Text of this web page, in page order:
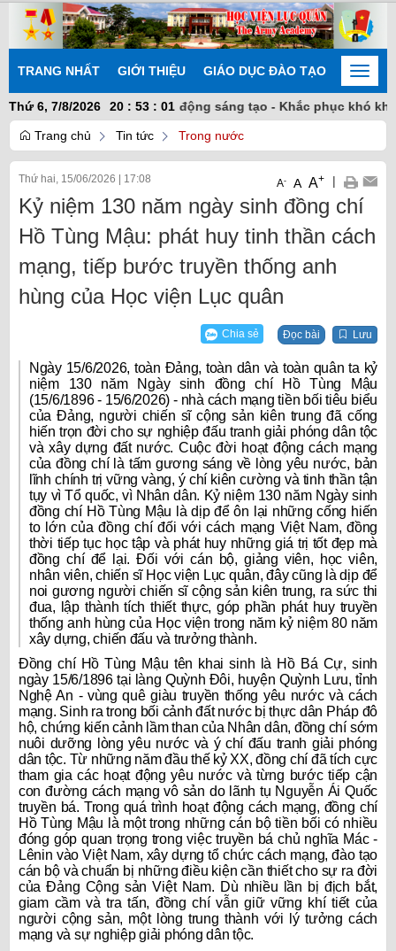
TRANG NHẤT GIỚI THIỆU GIÁO DỤC ĐÀO TẠO
Toggle
Thứ 6, 7/8/2026
20 : 53 : 01
kết nhất trí - Chủ động sáng tạo - Khắc phục khó khăn -
Trang chủ Tin tức Trong nước
Thứ hai, 15/06/2026 17:08 A- A A+ |
Kỷ niệm 130 năm ngày sinh đồng chí
Hồ Tùng Mậu: phát huy tinh thần cách
mạng, tiếp bước truyền thống anh
hùng của Học viện Lục quân
Chia sẻ Đọc bài Lưu
Ngày 15/6/2026, toàn Đảng, toàn dân và toàn quân ta kỷ
niệm 130 năm Ngày sinh đồng chí Hồ Tùng Mậu
(15/6/1896 - 15/6/2026) - nhà cách mạng tiền bối tiêu biểu
của Đảng, người chiến sĩ cộng sản kiên trung đã cống
hiến trọn đời cho sự nghiệp đấu tranh giải phóng dân tộc
và xây dựng đất nước. Cuộc đời hoạt động cách mạng
của đồng chí là tấm gương sáng về lòng yêu nước, bản
lĩnh chính trị vững vàng, ý chí kiên cường và tinh thần tận
tụy vì Tổ quốc, vì Nhân dân. Kỷ niệm 130 năm Ngày sinh
đồng chí Hồ Tùng Mậu là dịp để ôn lại những cống hiến
to lớn của đồng chí đối với cách mạng Việt Nam, đồng
thời tiếp tục học tập và phát huy những giá trị tốt đẹp mà
đồng chí để lại. Đối với cán bộ, giảng viên, học viên,
nhân viên, chiến sĩ Học viện Lục quân, đây cũng là dịp để
noi gương người chiến sĩ cộng sản kiên trung, ra sức thi
đua, lập thành tích thiết thực, góp phần phát huy truyền
thống anh hùng của Học viện trong năm kỷ niệm 80 năm
xây dựng, chiến đấu và trưởng thành.
Đồng chí Hồ Tùng Mậu tên khai sinh là Hồ Bá Cự, sinh
ngày 15/6/1896 tại làng Quỳnh Đôi, huyện Quỳnh Lưu, tỉnh
Nghệ An - vùng quê giàu truyền thống yêu nước và cách
mạng. Sinh ra trong bối cảnh đất nước bị thực dân Pháp đô
hộ, chứng kiến cảnh lầm than của Nhân dân, đồng chí sớm
nuôi dưỡng lòng yêu nước và ý chí đấu tranh giải phóng
dân tộc. Từ những năm đầu thế kỷ XX, đồng chí đã tích cực
tham gia các hoạt động yêu nước và từng bước tiếp cận
con đường cách mạng vô sản do lãnh tụ Nguyễn Ái Quốc
truyền bá. Trong quá trình hoạt động cách mạng, đồng chí
Hồ Tùng Mậu là một trong những cán bộ tiền bối có nhiều
đóng góp quan trọng trong việc truyền bá chủ nghĩa Mác -
Lênin vào Việt Nam, xây dựng tổ chức cách mạng, đào tạo
cán bộ và chuẩn bị những điều kiện cần thiết cho sự ra đời
của Đảng Cộng sản Việt Nam. Dù nhiều lần bị địch bắt,
giam cầm và tra tấn, đồng chí vẫn giữ vững khí tiết của
người cộng sản, một lòng trung thành với lý tưởng cách
mạng và sự nghiệp giải phóng dân tộc.